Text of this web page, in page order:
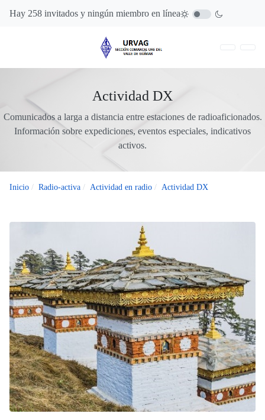
Hay 258 invitados y ningún miembro en línea
Actividad DX
Comunicados a larga a distancia entre estaciones de radioaficionados.
Información sobre expediciones, eventos especiales, indicativos
activos.
Inicio Radio-activa Actividad en radio Actividad DX